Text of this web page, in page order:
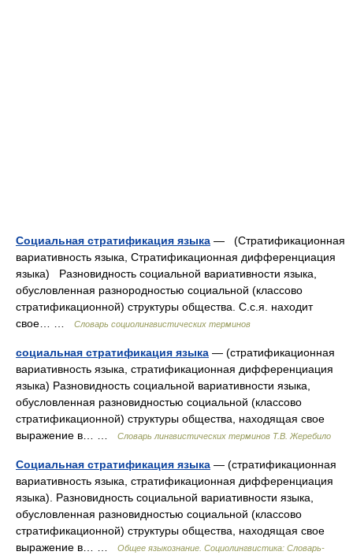
Социальная стратификация языка — (Стратификационная
вариативность языка, Стратификационная дифференциация
языка) Разновидность социальной вариативности языка,
обусловленная разнородностью социальной (классово
стратификационной) структуры общества. С.с.я. находит
свое… …
Словарь социолингвистических терминов
социальная стратификация языка — (стратификационная
вариативность языка, стратификационная дифференциация
языка) Разновидность социальной вариативности языка,
обусловленная разновидностью социальной (классово
стратификационной) структуры общества, находящая свое
выражение в… …
Словарь лингвистических терминов Т.В. Жеребило
Социальная стратификация языка — (стратификационная
вариативность языка, стратификационная дифференциация
языка). Разновидность социальной вариативности языка,
обусловленная разновидностью социальной (классово
стратификационной) структуры общества, находящая свое
выражение в… …
Общее языкознание. Социолингвистика: Словарь-